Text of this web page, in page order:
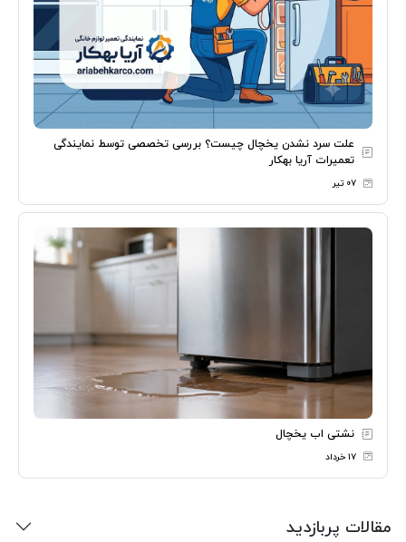
علت سرد نشدن یخچال چیست؟ بررسی تخصصی توسط نمایندگی
تعمیرات آریا بهکار
۰۷ تیر
نشتی اب یخچال
۱۷ خرداد
مقالات پربازدید